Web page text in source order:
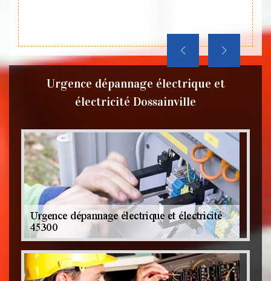
le
Urgence dépannage électrique et
électricité Dossainville